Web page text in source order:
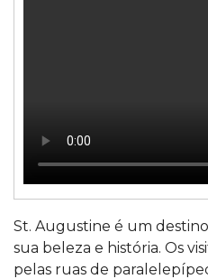
St. Augustine é um
sua beleza e história. Os
pelas ruas de